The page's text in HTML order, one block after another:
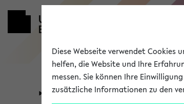
Universität Forschung
Diese Webseite verwendet Cookies
helfen, die Website und Ihre
messen. Sie können Ihre
zusätzliche Informationen zu den